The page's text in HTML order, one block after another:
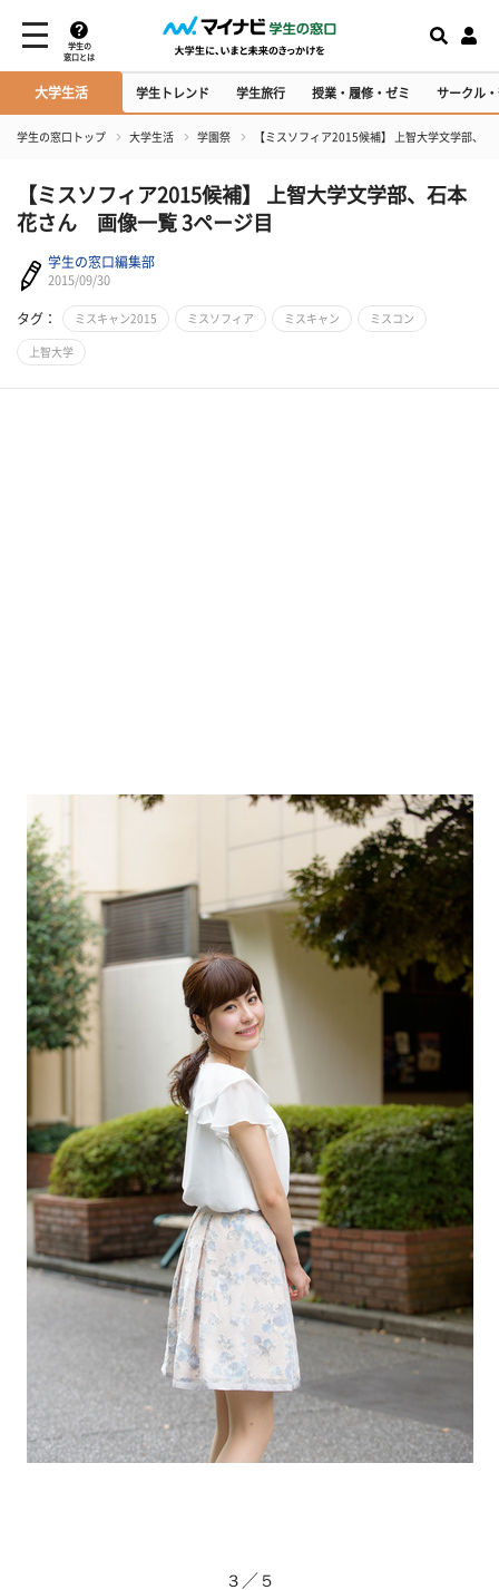
学生の
窓口とは
大学生活 学生トレンド 学生旅行 授業・履修・ゼミ サークル
学生の窓口トップ 大学生活 学園祭 【ミスソフィア2015候補】 上智大学文学部、
【ミスソフィア2015候補】 上智大学文学部、石本
花さん 画像一覧 3ページ目
学生の窓口編集部
2015/09/30
タグ： ミスキャン2015 ミスソフィア ミスキャン ミスコン
上智大学
３／５